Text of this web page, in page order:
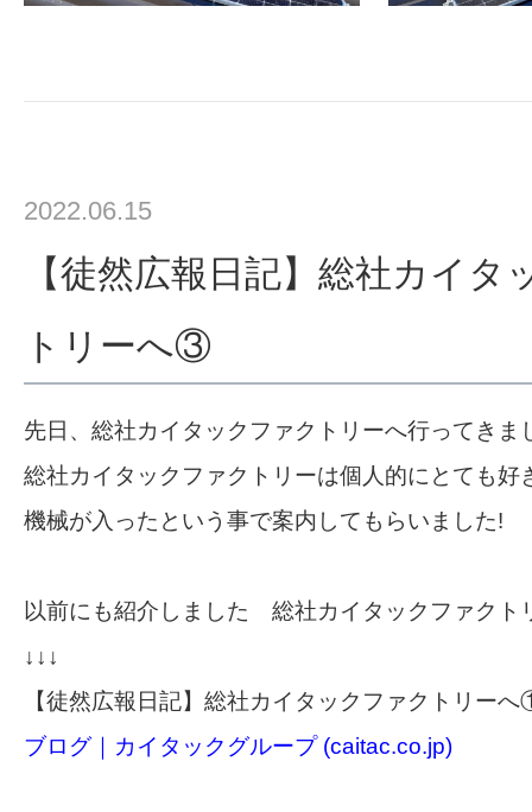
2022.06.15
【徒然広報日記】総社カイタ
トリーへ③
先日、総社カイタックファクトリーへ行ってきま
総社カイタックファクトリーは個人的にとても好
機械が入ったという事で案内してもらいました!
以前にも紹介しました 総社カイタックファクト
↓↓↓
【徒然広報日記】総社カイタックファクトリー
ブログ｜カイタックグループ (caitac.co.jp)